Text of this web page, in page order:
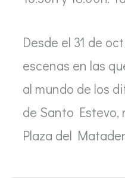
Desde el 31 de
escenas en las
al mundo de los
de Santo Estevo,
Plaza del